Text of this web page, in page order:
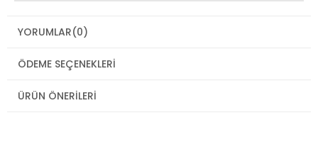
YORUMLAR(0)
ÖDEME SEÇENEKLERI
ÜRÜN ÖNERILERI